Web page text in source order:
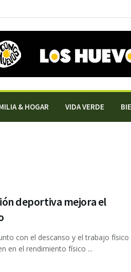
& HOGAR VIDA VERDE
deportiva mejora el
con el descanso y el trabajo físico
en el rendimiento físico ...